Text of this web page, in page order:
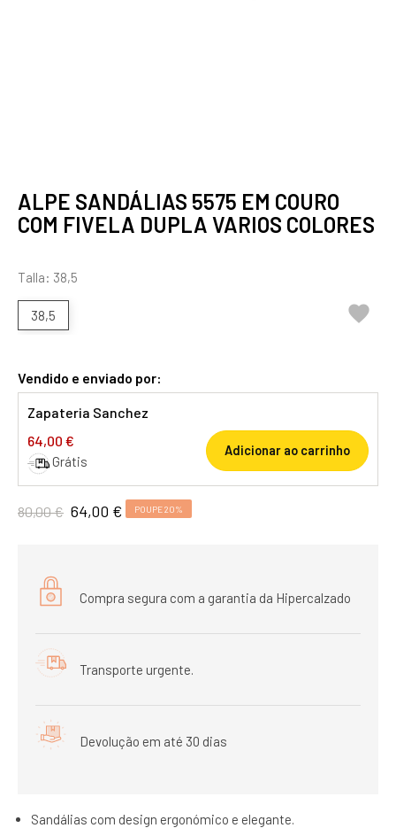
ALPE SANDÁLIAS 5575 EM COURO
COM FIVELA DUPLA VARIOS COLORES
Talla: 38,5
38,5 
Vendido e enviado por:
Zapateria Sanchez
64,00 €
Grátis
Adicionar ao carrinho
80,00 € 64,00 € POUPE 20%
Compra segura com a garantia da Hipercalzado
Transporte urgente.
Devolução em até 30 dias
Sandálias com design ergonómico e elegante.